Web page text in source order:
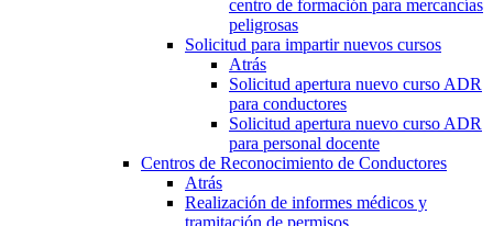
centro de formación para mercancías
peligrosas
Solicitud para impartir nuevos cursos
Atrás
Solicitud apertura nuevo curso ADR
para conductores
Solicitud apertura nuevo curso ADR
para personal docente
Centros de Reconocimiento de Conductores
Atrás
Realización de informes médicos y